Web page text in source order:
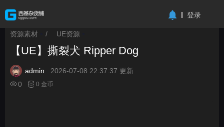
登录
资源素材 / UE资源
【UE】撕裂犬 Ripper Dog
admin
2026-07-08 22:37:37 更新
0
0 金币